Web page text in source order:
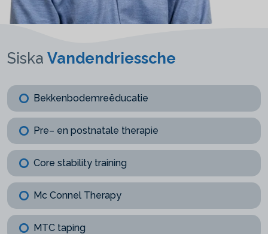
Siska Vandendriessche
Bekkenbodemreëducatie
Pre– en postnatale therapie
Core stability training
Mc Connel Therapy
MTC taping